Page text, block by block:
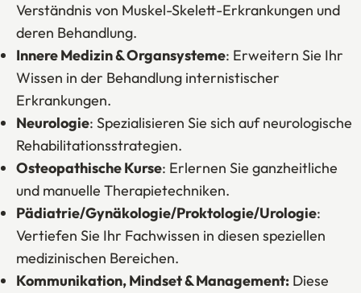
Verständnis von Muskel-Skelett-Erkrankungen und
deren Behandlung.
Innere Medizin & Organsysteme: Erweitern Sie Ihr
Wissen in der Behandlung internistischer
Erkrankungen.
Neurologie: Spezialisieren Sie sich auf neurologische
Rehabilitationsstrategien.
Osteopathische Kurse: Erlernen Sie ganzheitliche
und manuelle Therapietechniken.
Pädiatrie/Gynäkologie/Proktologie/Urologie:
Vertiefen Sie Ihr Fachwissen in diesen speziellen
medizinischen Bereichen.
Kommunikation, Mindset & Management:Diese